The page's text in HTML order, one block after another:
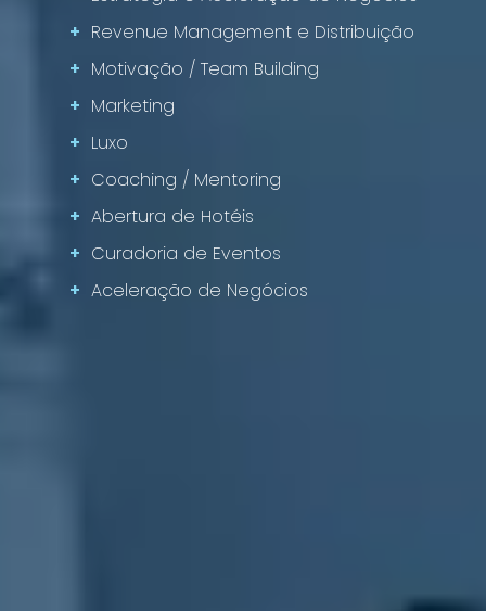
+ Revenue Management e Distribuição
+ Motivação / Team Building
+ Marketing
+ Luxo
+ Coaching / Mentoring
+ Abertura de Hotéis
+ Curadoria de Eventos
+ Aceleração de Negócios